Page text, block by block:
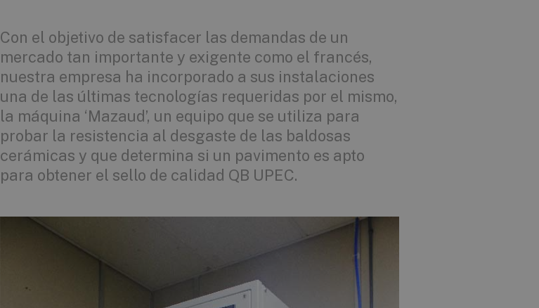
Con el objetivo de satisfacer las demandas de un
mercado tan importante y exigente como el francés,
nuestra empresa ha incorporado a sus instalaciones
una de las últimas tecnologías requeridas por el mismo,
la máquina ‘Mazaud’, un equipo que se utiliza para
probar la resistencia al desgaste de las baldosas
cerámicas y que determina si un pavimento es apto
para obtener el sello de calidad QB UPEC.